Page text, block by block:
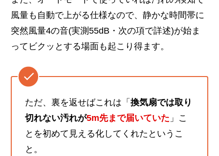
風量も自動で上がる仕様なので、静かな時間帯に
突然風量4の音(実測55dB・次の項で詳述)が始ま
ってビクッとする場面も起こり得ます。
ただ、裏を返せばこれは「換気扇では取り
切れない汚れが5m先まで届いていた 」こ
とを初めて見える化してくれたというこ
と。